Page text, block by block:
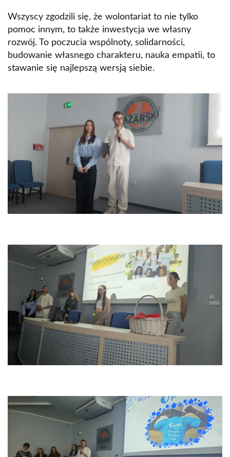
Wszyscy zgodzili się, że wolontariat to nie tylko
pomoc innym, to także inwestycja we własny
rozwój. To poczucia wspólnoty, solidarności,
budowanie własnego charakteru, nauka empatii, to
stawanie się najlepszą wersją siebie.